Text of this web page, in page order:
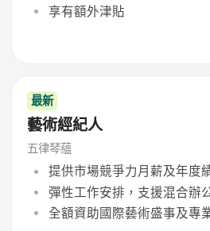
享有額外津貼
最新
藝術經紀人
五律琴蘊
提供市場競爭力月薪及年度
彈性工作安排，支援混合辦
全額資助國際藝術盛事及專